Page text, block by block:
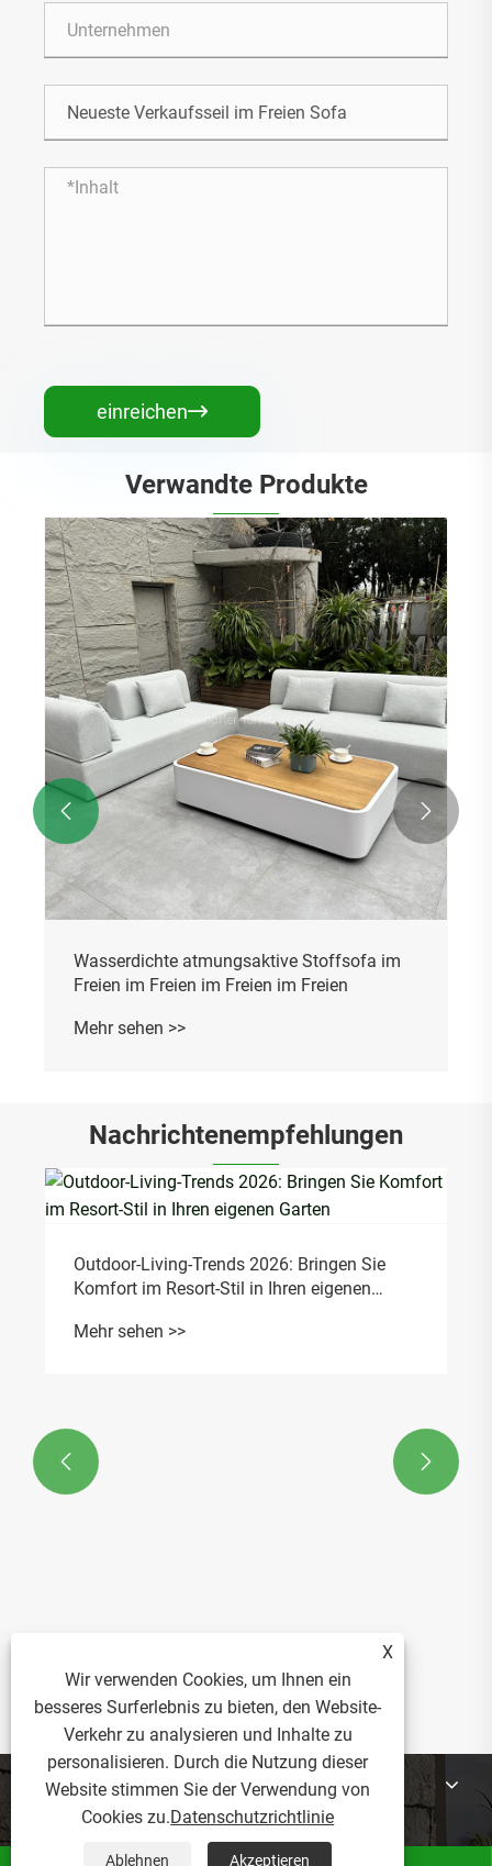
einreichen
Verwandte Produkte
Wasserdichte atmungsaktive Stoffsofa im
Freien im Freien im Freien im Freien
Mehr sehen >>
 
Nachrichtenempfehlungen
Outdoor-Living-Trends 2026: Bringen Sie
Komfort im Resort-Stil in Ihren eigenen
Mehr sehen >>
 
Über Uns
X
Wir verwenden Cookies, um Ihnen ein
besseres Surferlebnis zu bieten, den Website-
Verkehr zu analysieren und Inhalte zu
personalisieren. Durch die Nutzung dieser
Website stimmen Sie der Verwendung von
Cookies zu.Datenschutzrichtlinie
Ablehnen Akzeptieren